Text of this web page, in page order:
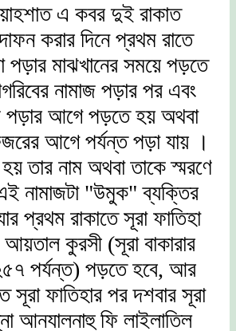
এ কবর দুই রাকাত
করার দিনে প্রথম রাতে
পড়ার মাঝখানের সময়ে পড়তে
নামাজ পড়ার পর এবং
পড়ার আগে পড়তে হয় অথবা
আগে পর্যন্ত পড়া যায় ।
তার নাম অথবা তাকে স্মরণে
নামাজটা "উমুক" ব্যক্তির
প্রথম রাকাতে সূরা ফাতিহা
কুরসী (সূরা বাকারার
পর্যন্ত) পড়তে হবে, আর
সূরা ফাতিহার পর দশবার সূরা
আনযালনাহু ফি লাইলাতিল